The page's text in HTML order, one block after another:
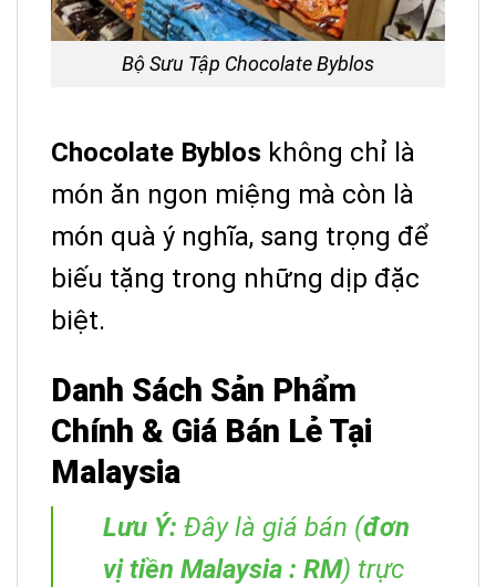
Bộ Sưu Tập Chocolate Byblos
Chocolate Byblos không chỉ là
món ăn ngon miệng mà còn là
món quà ý nghĩa, sang trọng để
biếu tặng trong những dịp đặc
biệt.
Danh Sách Sản Phẩm
Chính & Giá Bán Lẻ Tại
Malaysia
Lưu Ý: Đây là giá bán (đơn
vị tiền Malaysia : RM) trực